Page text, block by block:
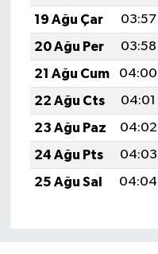
19 Ağu Çar
03:57
20 Ağu Per
03:58
21 Ağu Cum
04:00
22 Ağu Cts
04:01
23 Ağu Paz
04:02
24 Ağu Pts
04:03
25 Ağu Sal
04:04